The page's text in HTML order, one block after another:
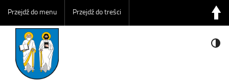
Przejdź do menu Przejdź do treści